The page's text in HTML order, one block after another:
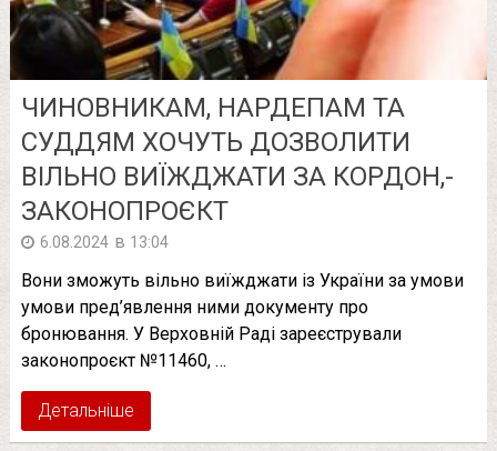
ЧИНОВНИКАМ, НАРДЕПАМ ТА
СУДДЯМ ХОЧУТЬ ДОЗВОЛИТИ
ВІЛЬНО ВИЇЖДЖАТИ ЗА КОРДОН,-
ЗАКОНОПРОЄКТ
6.08.2024 в 13:04
Вони зможуть вільно виїжджати із України за умови
умови пред’явлення ними документу про
бронювання. У Верховній Раді зареєстрували
законопроєкт №11460, …
Детальніше